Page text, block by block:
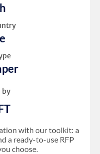
by
with our toolkit: a
a ready-to-use RFP
choose.